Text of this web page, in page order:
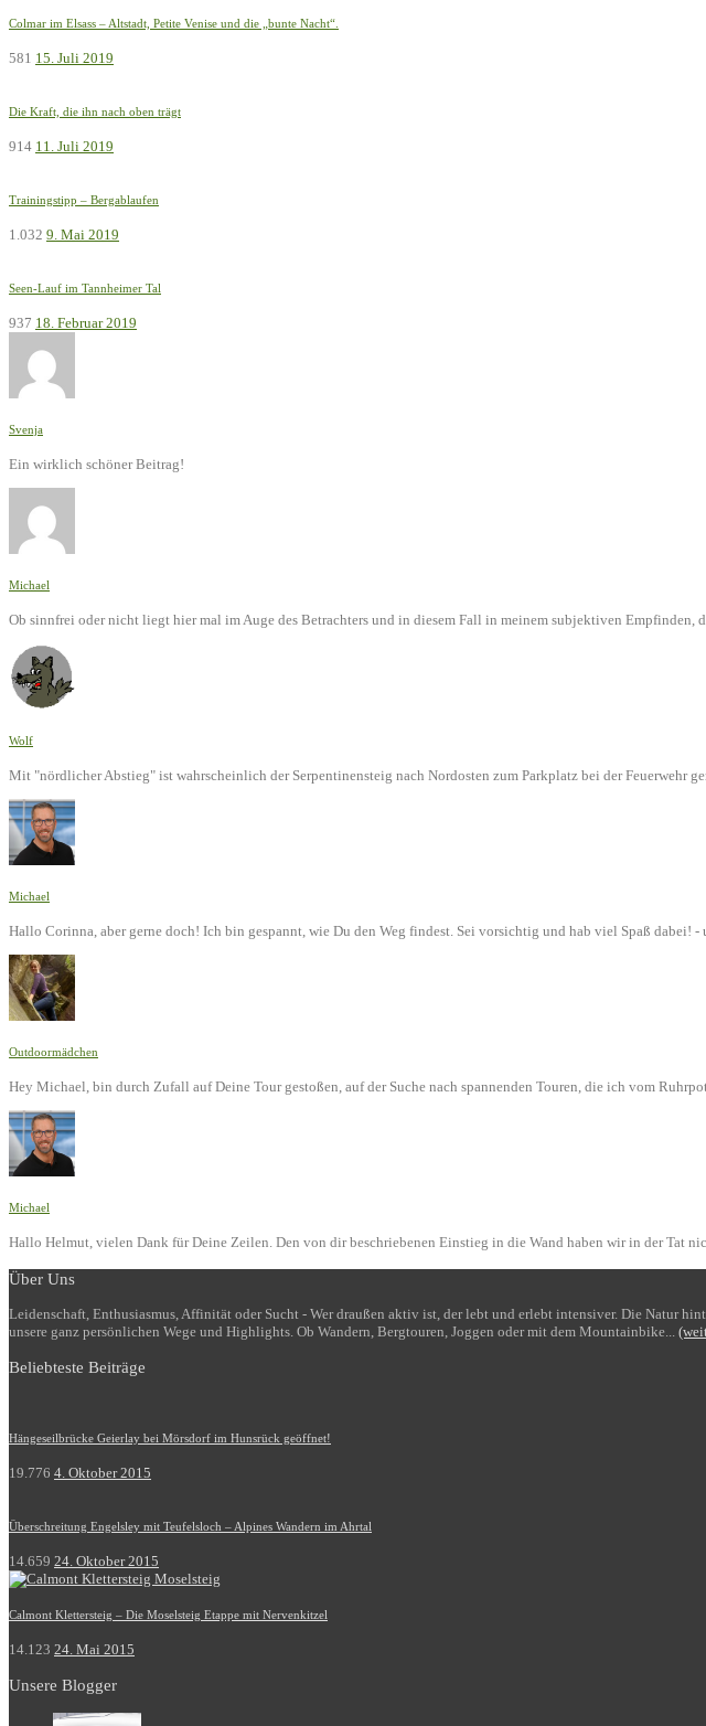
Colmar im Elsass – Altstadt, Petite Venise und die „bunte Nacht“.
581 15. Juli 2019
Die Kraft, die ihn nach oben trägt
914 11. Juli 2019
Trainingstipp – Bergablaufen
1.032 9. Mai 2019
Seen-Lauf im Tannheimer Tal
937 18. Februar 2019
Svenja
Ein wirklich schöner Beitrag!
Michael
Ob sinnfrei oder nicht liegt hier mal im Auge des Betrachters und in diesem Fall in meinem subjektiven Empfinden,
Wolf
Mit "nördlicher Abstieg" ist wahrscheinlich der Serpentinensteig nach Nordosten zum Parkplatz bei der
Michael
Hallo Corinna, aber gerne doch! Ich bin gespannt, wie Du den Weg findest. Sei vorsichtig und hab viel Spaß
Outdoormädchen
Hey Michael, bin durch Zufall auf Deine Tour gestoßen, auf der Suche nach spannenden Touren, die ich vom
Michael
Hallo Helmut, vielen Dank für Deine Zeilen. Den von dir beschriebenen Einstieg in die Wand haben wir in der Tat
Über Uns
Leidenschaft, Enthusiasmus, Affinität oder Sucht - Wer draußen aktiv ist, der lebt und erlebt intensiver. Die Natur
unsere ganz persönlichen Wege und Highlights. Ob Wandern, Bergtouren, Joggen oder mit dem Mountainbike...
Beliebteste Beiträge
Hängeseilbrücke Geierlay bei Mörsdorf im Hunsrück geöffnet!
19.776 4. Oktober 2015
Überschreitung Engelsley mit Teufelsloch – Alpines Wandern im Ahrtal
14.659 24. Oktober 2015
Calmont Klettersteig – Die Moselsteig Etappe mit Nervenkitzel
14.123 24. Mai 2015
Unsere Blogger